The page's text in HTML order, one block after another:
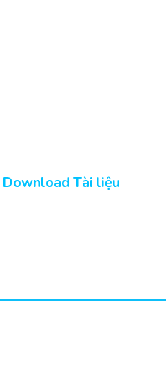
Download Tài liệu